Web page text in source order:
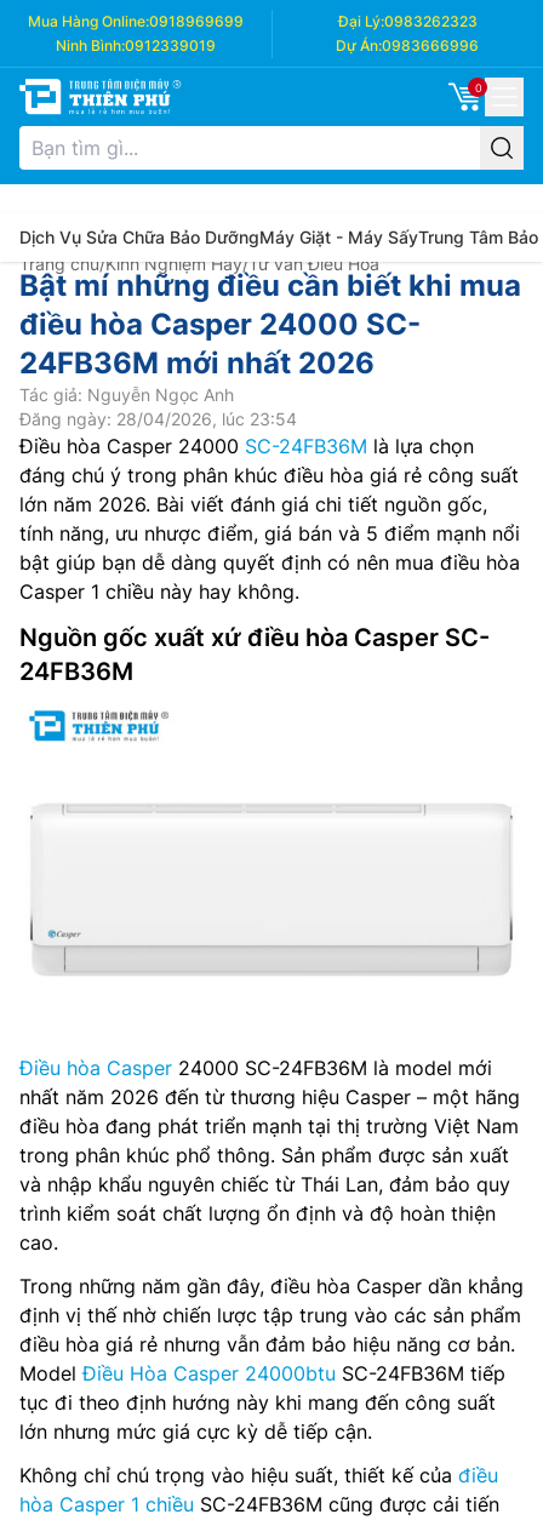
Mua Hàng Online:0918969699 Đại Lý:0983262323
Ninh Bình:0912339019 Dự Án:0983666996
0
Dịch Vụ Sửa Chữa Bảo DưỡngMáy Giặt - Máy SấyTrung Tâm Bảo
Trang chủ/Kinh Nghiệm Hay/Tư vấn Điều Hòa
Bật mí những điều cần biết khi mua
điều hòa Casper 24000 SC-
24FB36M mới nhất 2026
Tác giả: Nguyễn Ngọc Anh
Đăng ngày: 28/04/2026, lúc 23:54
Điều hòa Casper 24000 SC-24FB36M là lựa chọn
đáng chú ý trong phân khúc điều hòa giá rẻ công suất
lớn năm 2026. Bài viết đánh giá chi tiết nguồn gốc,
tính năng, ưu nhược điểm, giá bán và 5 điểm mạnh nổi
bật giúp bạn dễ dàng quyết định có nên mua điều hòa
Casper 1 chiều này hay không.
Nguồn gốc xuất xứ điều hòa Casper SC-
24FB36M
Điều hòa Casper 24000 SC-24FB36M là model mới
nhất năm 2026 đến từ thương hiệu Casper – một hãng
điều hòa đang phát triển mạnh tại thị trường Việt Nam
trong phân khúc phổ thông. Sản phẩm được sản xuất
và nhập khẩu nguyên chiếc từ Thái Lan, đảm bảo quy
trình kiểm soát chất lượng ổn định và độ hoàn thiện
cao.
Trong những năm gần đây, điều hòa Casper dần khẳng
định vị thế nhờ chiến lược tập trung vào các sản phẩm
điều hòa giá rẻ nhưng vẫn đảm bảo hiệu năng cơ bản.
ModelĐiều Hòa Casper 24000btu SC-24FB36M tiếp
tục đi theo định hướng này khi mang đến công suất
lớn nhưng mức giá cực kỳ dễ tiếp cận.
Không chỉ chú trọng vào hiệu suất, thiết kế của điều
hòa Casper 1 chiều SC-24FB36M cũng được cải tiến